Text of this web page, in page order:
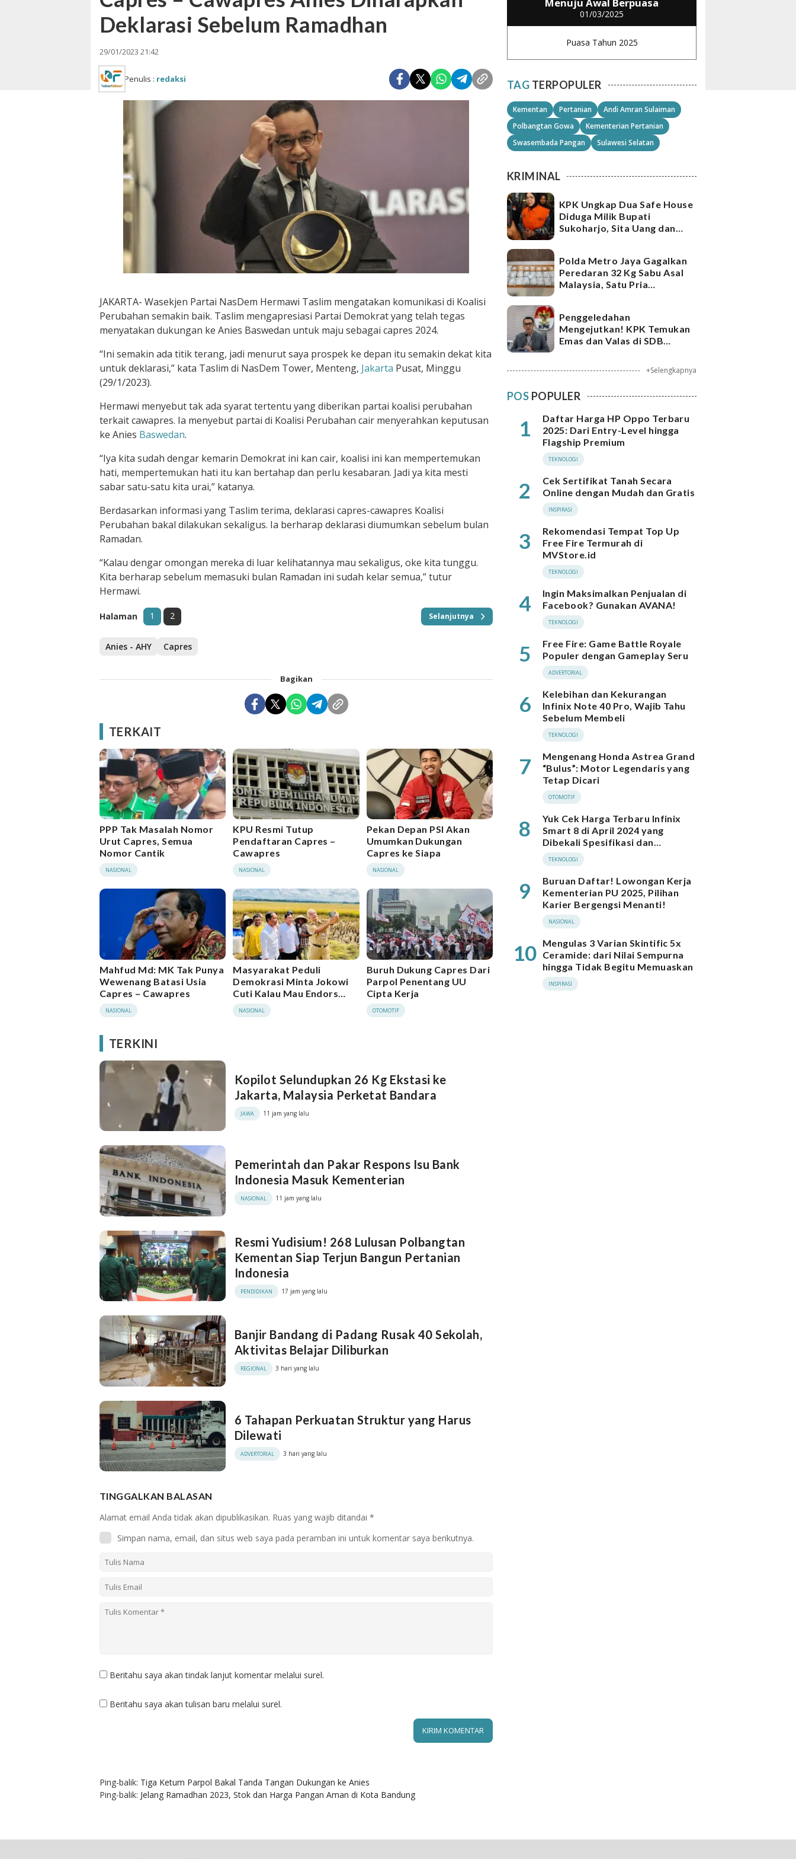
Deklarasi Sebelum Ramadhan
29/01/2023 21:42
Penulis : redaksi
JAKARTA- Wasekjen Partai NasDem Hermawi Taslim mengatakan komunikasi di Koalisi
Perubahan semakin baik. Taslim mengapresiasi Partai Demokrat yang telah tegas
menyatakan dukungan ke Anies Baswedan untuk maju sebagai capres 2024.
“Ini semakin ada titik terang, jadi menurut saya prospek ke depan itu semakin dekat kita
untuk deklarasi,” kata Taslim di NasDem Tower, Menteng, Jakarta Pusat, Minggu
(29/1/2023).
Hermawi menyebut tak ada syarat tertentu yang diberikan partai koalisi perubahan
terkait cawapres. Ia menyebut partai di Koalisi Perubahan cair menyerahkan keputusan
ke Anies Baswedan.
“Iya kita sudah dengar kemarin Demokrat ini kan cair, koalisi ini kan mempertemukan
hati, mempertemukan hati itu kan bertahap dan perlu kesabaran. Jadi ya kita mesti
sabar satu-satu kita urai,” katanya.
Berdasarkan informasi yang Taslim terima, deklarasi capres-cawapres Koalisi
Perubahan bakal dilakukan sekaligus. Ia berharap deklarasi diumumkan sebelum bulan
Ramadan.
“Kalau dengar omongan mereka di luar kelihatannya mau sekaligus, oke kita tunggu.
Kita berharap sebelum memasuki bulan Ramadan ini sudah kelar semua,” tutur
Hermawi.
Halaman 1 2 Selanjutnya
Anies - AHY Capres
Bagikan
TERKAIT
PPP Tak Masalah Nomor
Urut Capres, Semua
Nomor Cantik
NASIONAL
KPU Resmi Tutup
Pendaftaran Capres –
Cawapres
NASIONAL
Pekan Depan PSI Akan
Umumkan Dukungan
Capres ke Siapa
NASIONAL
Mahfud Md: MK Tak Punya
Wewenang Batasi Usia
Capres – Cawapres
NASIONAL
Masyarakat Peduli
Demokrasi Minta Jokowi
Cuti Kalau Mau Endors
Capres
NASIONAL
Buruh Dukung Capres Dari
Parpol Penentang UU
Cipta Kerja
OTOMOTIF
TERKINI
Kopilot Selundupkan 26 Kg Ekstasi ke
Jakarta, Malaysia Perketat Bandara
JAWA 11 jam yang lalu
Pemerintah dan Pakar Respons Isu Bank
Indonesia Masuk Kementerian
NASIONAL 11 jam yang lalu
Resmi Yudisium! 268 Lulusan Polbangtan
Kementan Siap Terjun Bangun Pertanian
Indonesia
PENDIDIKAN 17 jam yang lalu
Banjir Bandang di Padang Rusak 40 Sekolah,
Aktivitas Belajar Diliburkan
REGIONAL 3 hari yang lalu
6 Tahapan Perkuatan Struktur yang Harus
Dilewati
ADVERTORIAL 3 hari yang lalu
TINGGALKAN BALASAN
Alamat email Anda tidak akan dipublikasikan. Ruas yang wajib ditandai *
Simpan nama, email, dan situs web saya pada peramban ini untuk komentar saya berikutnya.
Beritahu saya akan tindak lanjut komentar melalui surel.
Beritahu saya akan tulisan baru melalui surel.
Ping-balik: Tiga Ketum Parpol Bakal Tanda Tangan Dukungan ke Anies
Ping-balik: Jelang Ramadhan 2023, Stok dan Harga Pangan Aman di Kota Bandung
Menuju Awal Berpuasa
01/03/2025
Puasa Tahun 2025
TAG TERPOPULER
Kementan Pertanian
Andi Amran Sulaiman
Polbangtan Gowa
Kementerian Pertanian
Swasembada Pangan
Sulawesi Selatan
KRIMINAL
KPK Ungkap Dua Safe House
Diduga Milik Bupati
Sukoharjo, Sita Uang dan
Polda Metro Jaya Gagalkan
Peredaran 32 Kg Sabu Asal
Malaysia, Satu Pria
Penggeledahan
Mengejutkan! KPK Temukan
Emas dan Valas di SDB
+Selengkapnya
POS POPULER
1
Daftar Harga HP Oppo Terbaru
2025: Dari Entry-Level hingga
Flagship Premium
TEKNOLOGI
2
Cek Sertifikat Tanah Secara
Online dengan Mudah dan Gratis
INSPIRASI
3
Rekomendasi Tempat Top Up
Free Fire Termurah di
MVStore.id
TEKNOLOGI
4
Ingin Maksimalkan Penjualan di
Facebook? Gunakan AVANA!
TEKNOLOGI
5
Free Fire: Game Battle Royale
Populer dengan Gameplay Seru
ADVERTORIAL
6
Kelebihan dan Kekurangan
Infinix Note 40 Pro, Wajib Tahu
Sebelum Membeli
TEKNOLOGI
7
Mengenang Honda Astrea Grand
“Bulus”: Motor Legendaris yang
Tetap Dicari
OTOMOTIF
8
Yuk Cek Harga Terbaru Infinix
Smart 8 di April 2024 yang
Dibekali Spesifikasi dan
Performa Menarik
TEKNOLOGI
9
Buruan Daftar! Lowongan Kerja
Kementerian PU 2025, Pilihan
Karier Bergengsi Menanti!
NASIONAL
10 Mengulas 3 Varian Skintific 5x
Ceramide: dari Nilai Sempurna
hingga Tidak Begitu Memuaskan
INSPIRASI